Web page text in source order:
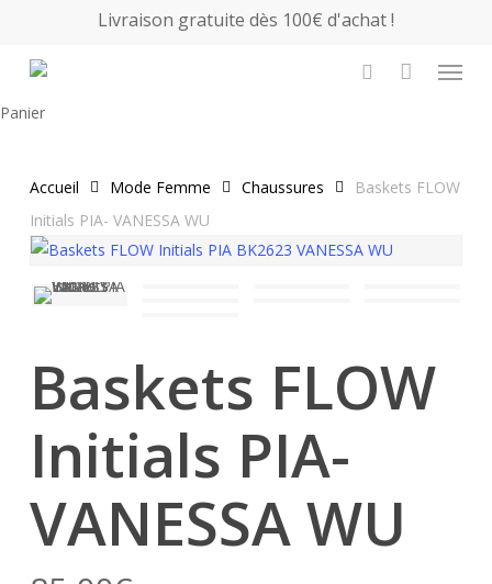
main
Livraison gratuite dès 100€ d'achat !
Menu
PanierClose
Accueil Mode Femme Chaussures
Baskets FLOW
Initials PIA- VANESSA WU
Baskets FLOW
Initials PIA-
VANESSA WU